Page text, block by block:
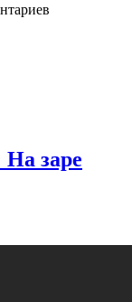
заре